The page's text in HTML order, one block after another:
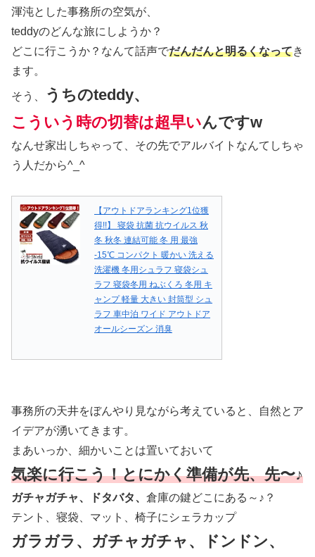
渾沌とした事務所の空気が、
teddyのどんな旅にしようか？
どこに行こうか？なんて話声でだんだんと明るくなってき
ます。
そう、
うちのteddy、
こういう時の切替は超早いんですw
なんせ家出しちゃって、その先でアルバイトなんてしちゃ
う人だから^_^
【アウトドアランキング1位獲
得!!】 寝袋 抗菌 抗ウイルス 秋
冬 秋冬 連結可能 冬 用 最強
-15℃ コンパクト 暖かい 洗える
洗濯機 冬用シュラフ 寝袋シュ
ラフ 寝袋冬用 ねぶくろ 冬用 キ
ャンプ 軽量 大きい 封筒型 シュ
ラフ 車中泊 ワイド アウトドア
オールシーズン 消臭
事務所の天井をぼんやり見ながら考えていると、自然とア
イデアが湧いてきます。
まあいっか、細かいことは置いておいて
気楽に行こう！とにかく準備が先、先〜♪
ガチャガチャ、ドタバタ、 倉庫の鍵どこにある～♪？
テント、寝袋、マット、椅子にシェラカップ
ガラガラ、ガチャガチャ、ドンドン、